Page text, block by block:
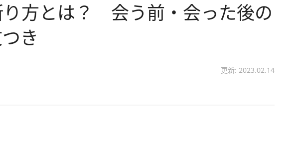
り方とは？ 会う前・会った後の
き
更新: 2023.02.14